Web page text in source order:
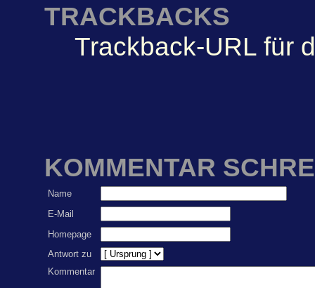
TRACKBACKS
Trackback-URL für
KOMMENTAR
Name
E-Mail
Homepage
Antwort zu
Kommentar